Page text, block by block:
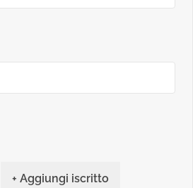
+ Aggiungi iscritto